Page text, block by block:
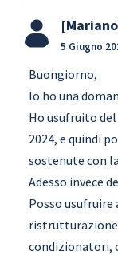
Mariano
5 Giugno
Buongiorno,
Io ho una
Ho usufruito
2024, e quindi
sostenute con
Adesso invece
Posso usufruire
ristrutturazione
condizionatori,